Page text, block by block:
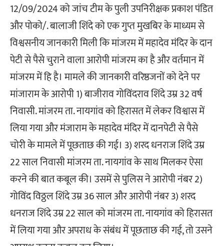
12/09/2024 को जांच टीम के पुली उपनिरीक्षक प्रकाश पंडित
और पोको/. बालाजी शिंदे को एक गुप्त मुखबिर के माध्यम से
विश्वसनीय जानकारी मिली कि मांजरम में महादेव मंदिर के दान
पेटी से पैसे चुराने वाला आरोपी मांजरम का है और वर्तमान में
मांजरम में हि है। मामले की जानकारी वरिष्ठजनों को देने पर
मांजाराम के आरोपी 1) बाजीराव गोविंदराव शिंदे उम्र 32 वर्ष
निवासी. मांजरम ता. नायगांव को हिरासत में लेकर विश्वास में
लिया गया और मंजाराम के महादेव मंदिर में दानपेटी से पैसे
चोरी के मामले में पूछताछ की गई। 3) शरद धनराज शिंदे उम्र
22 साल निवासी मांजरम ता. नायगांव के साथ मिलकर ऐसा
करने की बात कबूल की। उसमें से पुलिस ने आरोपी नंबर 2)
गोविंद विठ्ठल शिंदे उम्र 36 साल और आरोपी नंबर 3) शरद
धनराज शिंदे उम्र 22 साल को मांजरम ता. नायगांव को हिरासत
में लिया गया और अपराध के संबंध में पूछताछ की गई, तो उसने